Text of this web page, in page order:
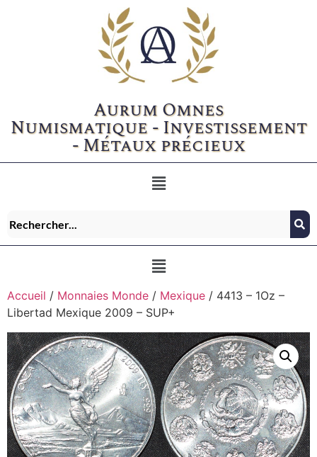
Aurum Omnes
Numismatique - Investissement
- Métaux précieux
Accueil / Monnaies Monde / Mexique / 4413 – 1Oz –
Libertad Mexique 2009 – SUP+